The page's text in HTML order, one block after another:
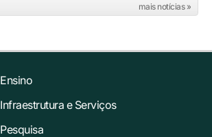
mais notícias »
Ensino
Infraestrutura e Serviços
Pesquisa